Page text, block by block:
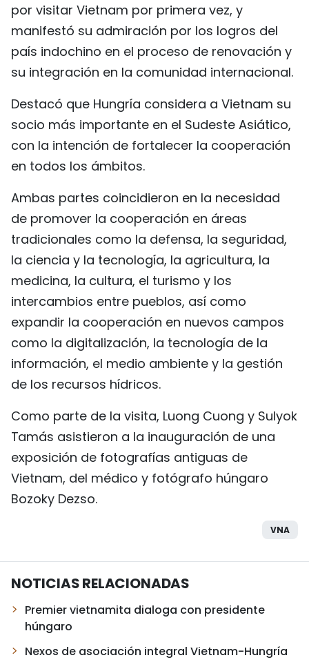
por visitar Vietnam por primera vez, y
manifestó su admiración por los logros del
país indochino en el proceso de renovación y
su integración en la comunidad internacional.
Destacó que Hungría considera a Vietnam su
socio más importante en el Sudeste Asiático,
con la intención de fortalecer la cooperación
en todos los ámbitos.
Ambas partes coincidieron en la necesidad
de promover la cooperación en áreas
tradicionales como la defensa, la seguridad,
la ciencia y la tecnología, la agricultura, la
medicina, la cultura, el turismo y los
intercambios entre pueblos, así como
expandir la cooperación en nuevos campos
como la digitalización, la tecnología de la
información, el medio ambiente y la gestión
de los recursos hídricos.
Como parte de la visita, Luong Cuong y Sulyok
Tamás asistieron a la inauguración de una
exposición de fotografías antiguas de
Vietnam, del médico y fotógrafo húngaro
Bozoky Dezso.
VNA
NOTICIAS RELACIONADAS
Premier vietnamita dialoga con presidente
húngaro
Nexos de asociación integral Vietnam-Hungría